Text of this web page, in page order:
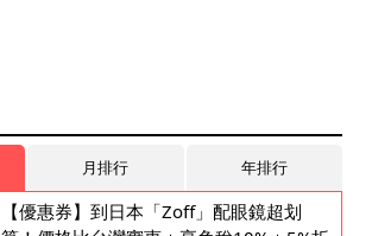
月排行 年排行
【優惠券】到日本「Zoff」配眼鏡超划